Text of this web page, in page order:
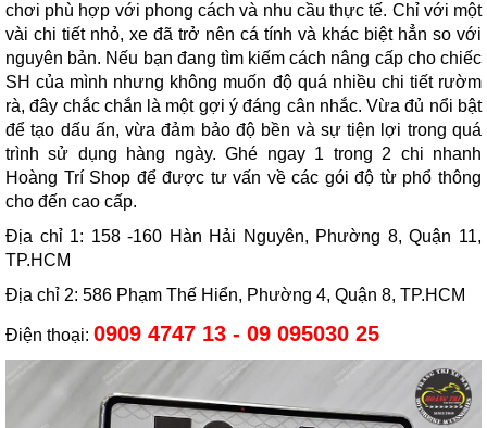
chơi phù hợp với phong cách và nhu cầu thực tế. Chỉ với một
vài chi tiết nhỏ, xe đã trở nên cá tính và khác biệt hẳn so với
nguyên bản. Nếu bạn đang tìm kiếm cách nâng cấp cho chiếc
SH của mình nhưng không muốn độ quá nhiều chi tiết rườm
rà, đây chắc chắn là một gợi ý đáng cân nhắc. Vừa đủ nổi bật
để tạo dấu ấn, vừa đảm bảo độ bền và sự tiện lợi trong quá
trình sử dụng hàng ngày. Ghé ngay 1 trong 2 chi nhanh
Hoàng Trí Shop để được tư vấn về các gói độ từ phổ thông
cho đến cao cấp.
Địa chỉ 1: 158 -160 Hàn Hải Nguyên, Phường 8, Quận 11,
TP.HCM
Địa chỉ 2: 586 Phạm Thế Hiển, Phường 4, Quận 8, TP.HCM
Điện thoại: 0909 4747 13 - 09 095030 25